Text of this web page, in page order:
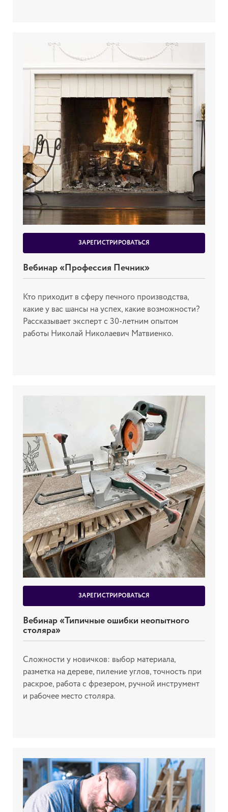
ЗАРЕГИСТРИРОВАТЬСЯ
Вебинар «Профессия Печник»
Кто приходит в сферу печного производства,
какие у вас шансы на успех, какие возможности?
Рассказывает эксперт с 30-летним опытом
работы Николай Николаевич Матвиенко.
ЗАРЕГИСТРИРОВАТЬСЯ
Вебинар «Типичные ошибки неопытного
столяра»
Сложности у новичков: выбор материала,
разметка на дереве, пиление углов, точность при
раскрое, работа с фрезером, ручной инструмент
и рабочее место столяра.